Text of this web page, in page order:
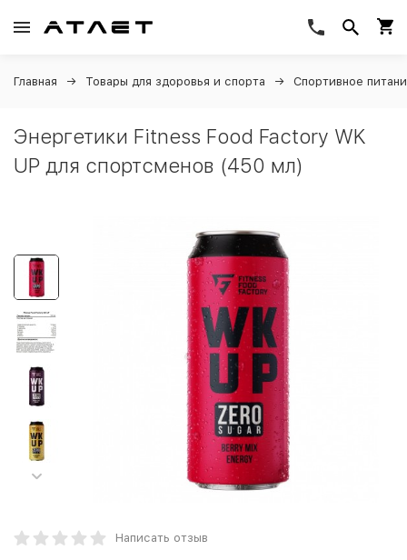
Главная Товары для здоровья и спорта Спортивное
Энергетики Fitness Food Factory WK
UP для спортсменов (450 мл)
Написать отзыв